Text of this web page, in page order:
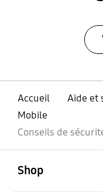
Accueil
Aide et
Mobile
Conseils de
Shop